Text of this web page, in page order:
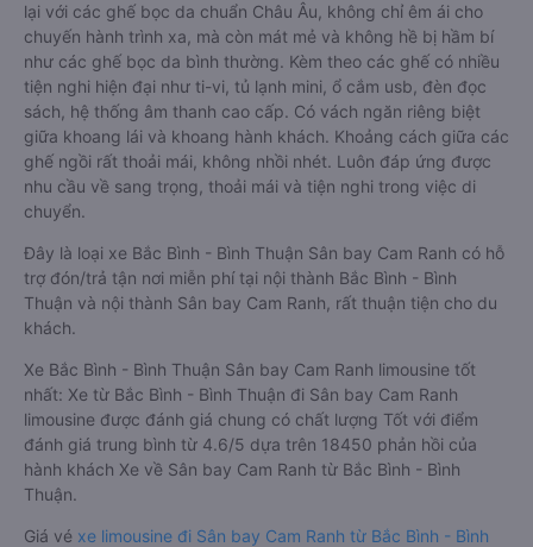
lại với các ghế bọc da chuẩn Châu Âu, không chỉ êm ái cho
chuyến hành trình xa, mà còn mát mẻ và không hề bị hầm bí
như các ghế bọc da bình thường. Kèm theo các ghế có nhiều
tiện nghi hiện đại như ti-vi, tủ lạnh mini, ổ cắm usb, đèn đọc
sách, hệ thống âm thanh cao cấp. Có vách ngăn riêng biệt
giữa khoang lái và khoang hành khách. Khoảng cách giữa các
ghế ngồi rất thoải mái, không nhồi nhét. Luôn đáp ứng được
nhu cầu về sang trọng, thoải mái và tiện nghi trong việc di
chuyển.
Đây là loại xe Bắc Bình - Bình Thuận Sân bay Cam Ranh có hỗ
trợ đón/trả tận nơi miễn phí tại nội thành Bắc Bình - Bình
Thuận và nội thành Sân bay Cam Ranh, rất thuận tiện cho du
khách.
Xe Bắc Bình - Bình Thuận Sân bay Cam Ranh limousine tốt
nhất: Xe từ Bắc Bình - Bình Thuận đi Sân bay Cam Ranh
limousine được đánh giá chung có chất lượng Tốt với điểm
đánh giá trung bình từ 4.6/5 dựa trên 18450 phản hồi của
hành khách Xe về Sân bay Cam Ranh từ Bắc Bình - Bình
Thuận.
Giá vé xe limousine đi Sân bay Cam Ranh từ Bắc Bình - Bình